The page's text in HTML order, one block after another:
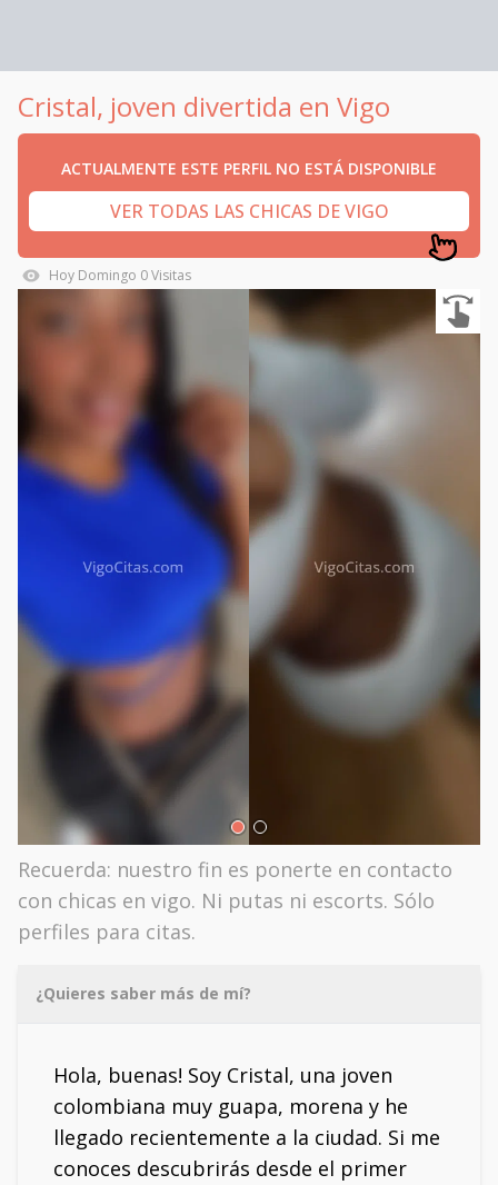
Cristal, joven divertida en Vigo
ACTUALMENTE ESTE PERFIL NO ESTÁ DISPONIBLE
VER TODAS LAS CHICAS DE VIGO
Hoy Domingo 0Visitas
Recuerda: nuestro fin es ponerte en contacto
con chicas en vigo. Ni putas ni escorts. Sólo
perfiles para citas.
¿Quieres saber más de mí?
Hola, buenas! Soy Cristal, una joven
colombiana muy guapa, morena y he
llegado recientemente a la ciudad. Si me
conoces descubrirás desde el primer